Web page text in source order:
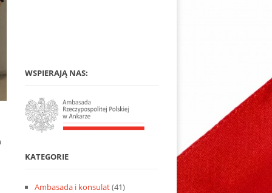
WSPIERAJĄ NAS:
KATEGORIE
Ambasada i konsulat(41)